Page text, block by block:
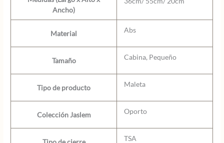
Ancho)
Material Abs
Tamaño Cabina, Pequeño
Tipo de producto Maleta
Colección Jaslem Oporto
TSA